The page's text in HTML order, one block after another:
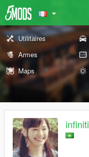
Utilitaires
Armes
Maps
infiniti